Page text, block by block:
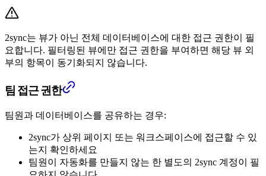
2sync는 뷰가 아닌 전체 데이터베이스에 대한 접근 권한이 필
요합니다. 필터링된 뷰에만 접근 권한을 부여하면 해당 뷰 외
부의 항목이 동기화되지 않습니다.
팀 접근 권한
팀원과 데이터베이스를 공유하는 경우:
2sync가 상위 페이지 또는 워크스페이스에 접근할 수 있
는지 확인하세요
팀원이 자동화를 만들지 않는 한 별도의 2sync 계정이 필